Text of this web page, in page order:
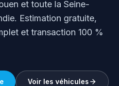
et toute la Seine-
. Estimation gratuite,
et transaction 100 %
Voir les véhicules